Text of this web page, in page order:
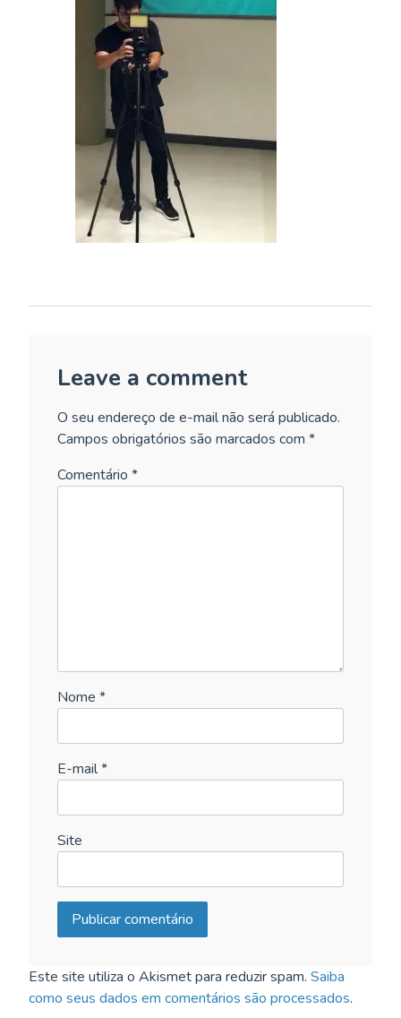
Leave a comment
O seu endereço de e-mail não será publicado.
Campos obrigatórios são marcados com *
Comentário *
Nome *
E-mail*
Site
Este site utiliza o Akismet para reduzir spam. Saiba
como seus dados em comentários são processados.